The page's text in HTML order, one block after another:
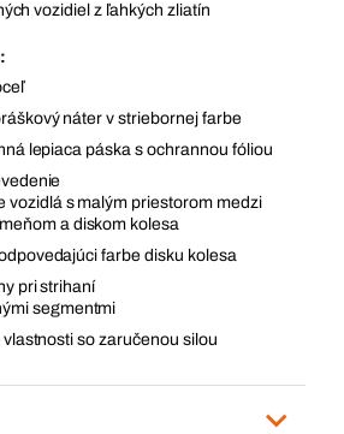
vozidiel z ľahkých zliatín
náter v striebornej farbe
lepiaca páska s ochrannou fóliou
vozidlá s malým priestorom medzi
a diskom kolesa
farbe disku kolesa
pri strihaní
segmentmi
so zaručenou silou